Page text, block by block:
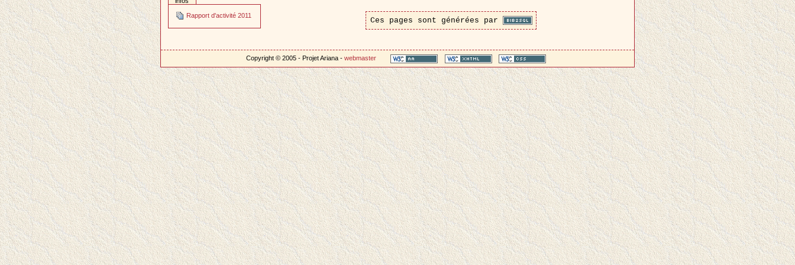
Rapport d'activité 2011
Ces pages sont générées par
Copyright © 2005 - Projet Ariana -webmaster